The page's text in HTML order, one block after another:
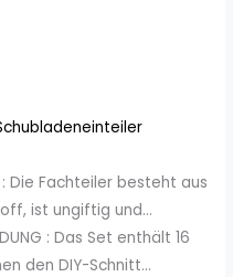
: Die Fachteiler besteht aus
ist ungiftig und...
: Das Set enthält 16
den DIY-Schnitt...